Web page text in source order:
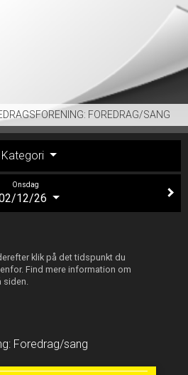
FOREDRAG/SANG
Kategori
Onsdag
12/26
klik på det tidspunkt du
Find mere information om
Foredrag/sang